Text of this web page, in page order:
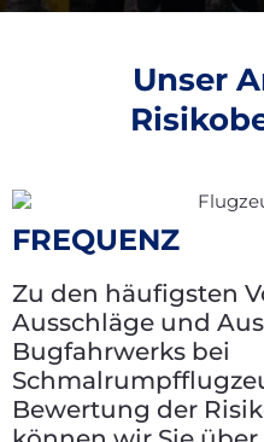
Unser
FREQUENZ
Zu den häufigsten
Ausschläge und
Bugfahrwerks bei
Bewertung der